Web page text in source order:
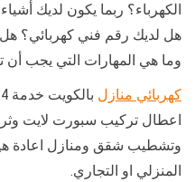
الكهرباء؟ ربما يكون لديك
هل لديك رقم فني كهربائي؟
وما هي المهارات التي يجب أن
كهربائي منازل
اعطال تركيب سبورت لايت
وتشطيب شقق ومنازل اعادة
المنزلي او التجاري.